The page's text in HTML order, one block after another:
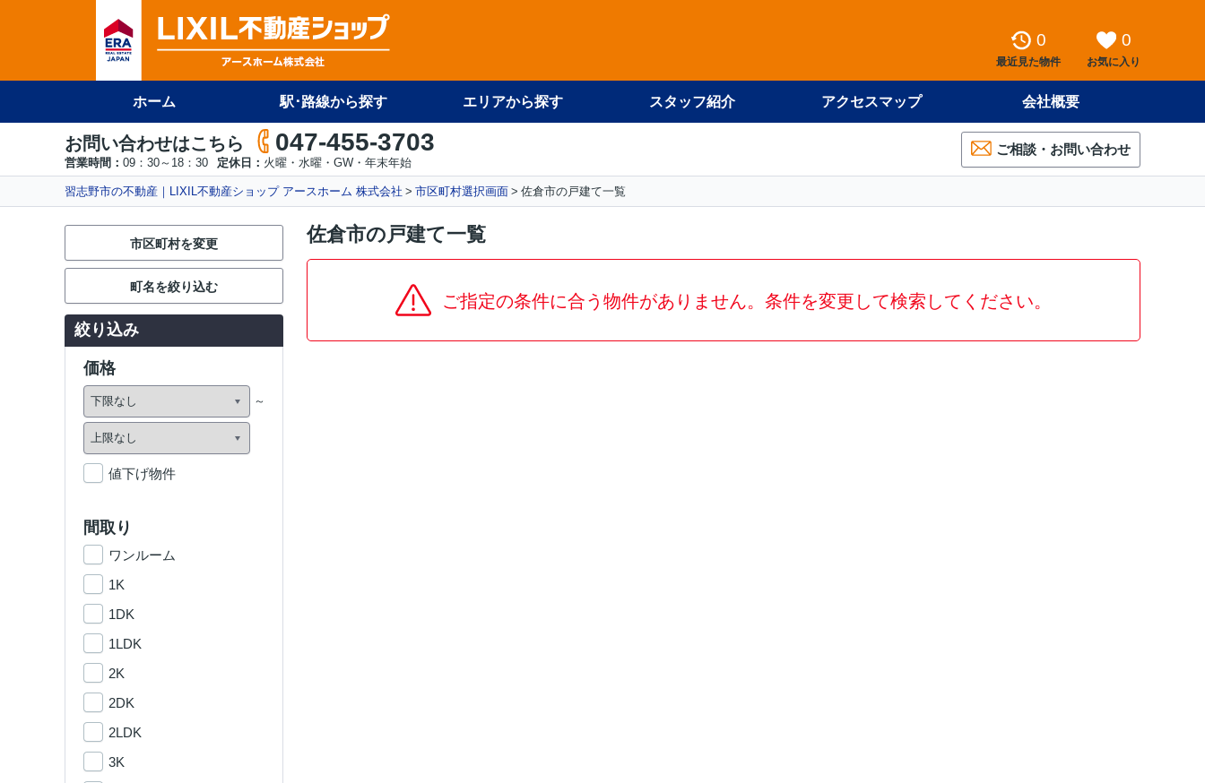
0
最近見た物件
0
お気に入り
ホーム 駅･路線から探す エリアから探す スタッフ紹介 アクセスマップ 会社概要
お問い合わせはこちら 047-455-3703
営業時間： 09：30～18：30 定休日： 火曜・水曜・GW・年末年始
ご相談・お問い合わせ
習志野市の不動産｜LIXIL不動産ショップ アースホーム 株式会社 市区町村選択画面 佐倉市の戸建て一覧
佐倉市の戸建て一覧
ご指定の条件に合う物件がありません。条件を変更して検索してください。
市区町村を変更
町名を絞り込む
絞り込み
価格
値下げ物件
間取り
ワンルーム
1K
1DK
1LDK
2K
2DK
2LDK
3K